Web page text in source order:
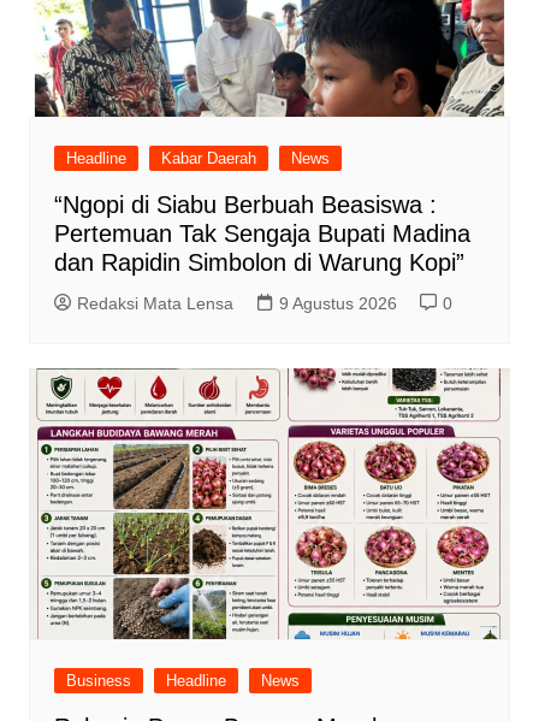
Headline Kabar Daerah News
“Ngopi di Siabu Berbuah Beasiswa :
Pertemuan Tak Sengaja Bupati Madina
dan Rapidin Simbolon di Warung Kopi”
Redaksi Mata Lensa 9 Agustus 2026 0
Business Headline News